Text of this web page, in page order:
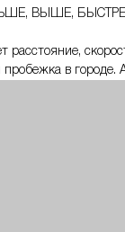
ВЫШЕ,
расстояние,
пробежка в